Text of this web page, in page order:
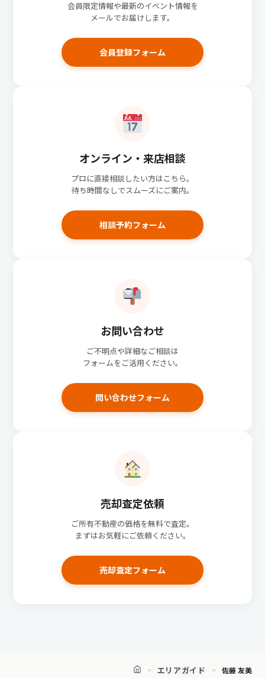
会員限定情報や最新のイベント情報を
メールでお届けします。
会員登録フォーム
オンライン・来店相談
プロに直接相談したい方はこちら。
待ち時間なしでスムーズにご案内。
相談予約フォーム
お問い合わせ
ご不明点や詳細なご相談は
フォームをご活用ください。
問い合わせフォーム
売却査定依頼
ご所有不動産の価格を無料で査定。
まずはお気軽にご依頼ください。
売却査定フォーム
エリアガイド 佐藤 友美